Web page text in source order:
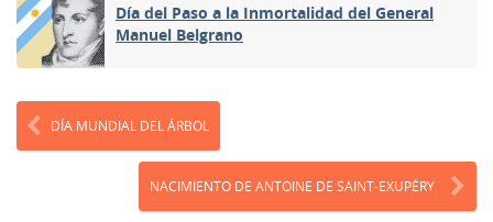
Día del Paso a la Inmortalidad del General
Manuel Belgrano
DÍA MUNDIAL DEL ÁRBOL
NACIMIENTO DE ANTOINE DE SAINT-EXUPÉRY